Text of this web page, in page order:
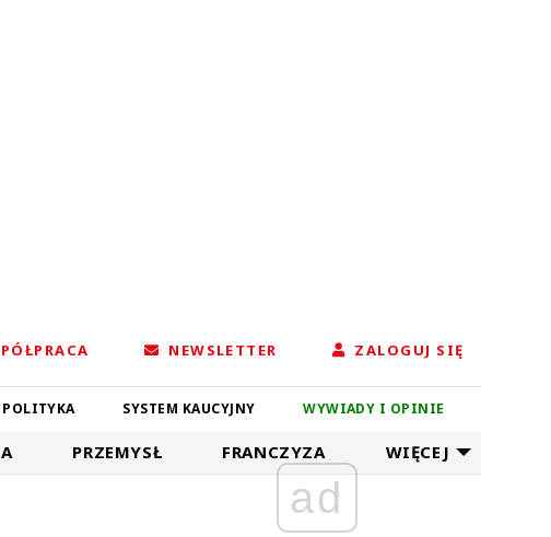
NEWSLETTER ZALOGUJ SIĘ
SYSTEM KAUCYJNY WYWIADY I OPINIE
PRZEMYSŁ FRANCZYZA WIĘCEJ
ad